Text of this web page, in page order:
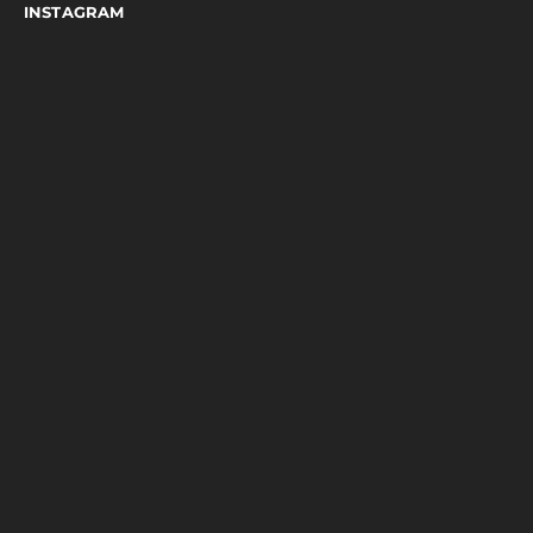
INSTAGRAM